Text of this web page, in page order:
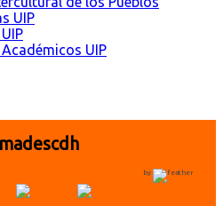
UIP
UIP
by